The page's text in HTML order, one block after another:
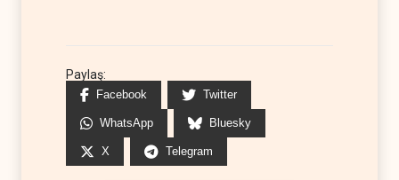
Paylaş:
Facebook Twitter
WhatsApp Bluesky
X Telegram